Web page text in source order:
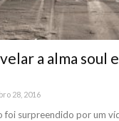
a alma soul
28, 2016
foi surpreendido por um